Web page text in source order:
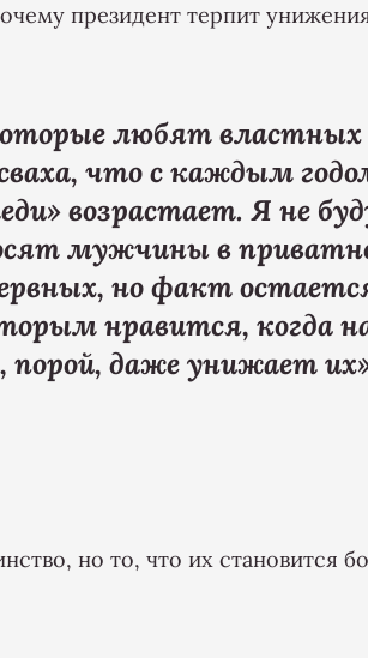
президент терпит
любят властных
что с каждым
возрастает. Я не
мужчины в
но факт
нравится, когда
даже унижает
но то, что их становится